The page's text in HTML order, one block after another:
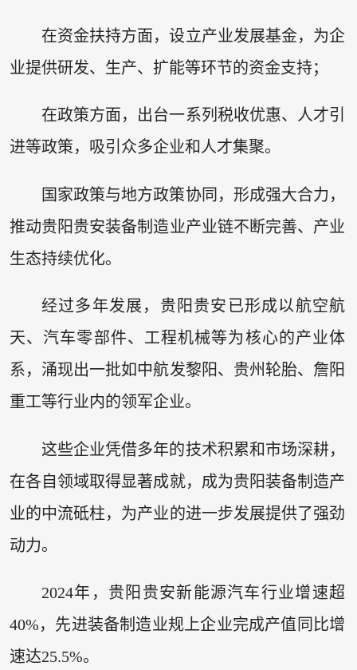
在资金扶持方面，设立产业发展基金，为企
业提供研发、生产、扩能等环节的资金支持；
在政策方面，出台一系列税收优惠、人才引
进等政策，吸引众多企业和人才集聚。
国家政策与地方政策协同，形成强大合力，
推动贵阳贵安装备制造业产业链不断完善、产业
生态持续优化。
经过多年发展，贵阳贵安已形成以航空航
天、汽车零部件、工程机械等为核心的产业体
系，涌现出一批如中航发黎阳、贵州轮胎、詹阳
重工等行业内的领军企业。
这些企业凭借多年的技术积累和市场深耕，
在各自领域取得显著成就，成为贵阳装备制造产
业的中流砥柱，为产业的进一步发展提供了强劲
动力。
2024年，贵阳贵安新能源汽车行业增速超
40%，先进装备制造业规上企业完成产值同比增
速达25.5%。